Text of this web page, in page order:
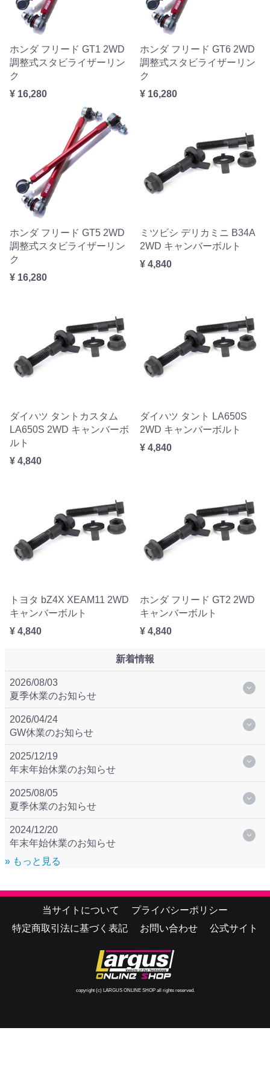
ホンダ フリード GT1 2WD
調整式スタビライザーリン
ク
¥ 16,280
ホンダ フリード GT6 2WD
調整式スタビライザーリン
ク
¥ 16,280
ホンダ フリード GT5 2WD
調整式スタビライザーリン
ク
¥ 16,280
ミツビシ デリカミニ B34A
2WD キャンバーボルト
¥ 4,840
ダイハツ タントカスタム
LA650S 2WD キャンバーボ
ルト
¥ 4,840
ダイハツ タント LA650S
2WD キャンバーボルト
¥ 4,840
トヨタ bZ4X XEAM11 2WD
キャンバーボルト
¥ 4,840
ホンダ フリード GT2 2WD
キャンバーボルト
¥ 4,840
新着情報
2026/08/03
夏季休業のお知らせ
2026/04/24
GW休業のお知らせ
2025/12/19
年末年始休業のお知らせ
2025/08/05
夏季休業のお知らせ
2024/12/20
年末年始休業のお知らせ
» もっと見る
当サイトについて
プライバシーポリシー
特定商取引法に基づく表記
お問い合わせ 公式サイト
copyright (c) LARGUS ONLINE SHOP all rights reserved.